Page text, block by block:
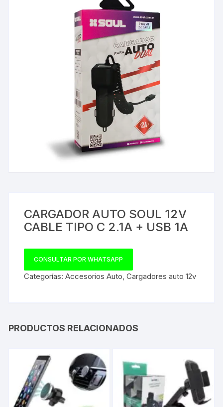
CARGADOR AUTO SOUL 12V
CABLE TIPO C 2.1A + USB 1A
CONSULTAR POR WHATSAPP
Categorías:Accesorios Auto ,Cargadores auto 12v
PRODUCTOS RELACIONADOS